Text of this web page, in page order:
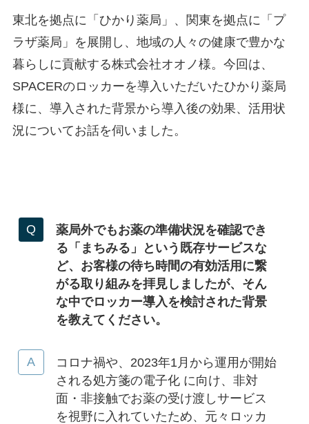
東北を拠点に「ひかり薬局」、関東を拠点に「プ
ラザ薬局」を展開し、地域の人々の健康で豊かな
暮らしに貢献する株式会社オオノ様。今回は、
SPACERのロッカーを導入いただいたひかり薬局
様に、導入された背景から導入後の効果、活用状
況についてお話を伺いました。
薬局外でもお薬の準備状況を確認でき
る「まちみる」という既存サービスな
ど、お客様の待ち時間の有効活用に繋
がる取り組みを拝見しましたが、そん
な中でロッカー導入を検討された背景
を教えてください。
コロナ禍や、2023年1月から運用が開始
される処方箋の電子化 に向け、非対
面・非接触でお薬の受け渡しサービス
を視野に入れていたため、元々ロッカ